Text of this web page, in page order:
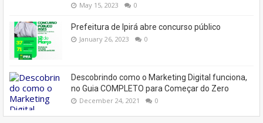
May 15, 2023 0
Prefeitura de Ipirá abre concurso público
January 26, 2023 0
Descobrindo como o Marketing Digital funciona,
no Guia COMPLETO para Começar do Zero
December 24, 2021 0